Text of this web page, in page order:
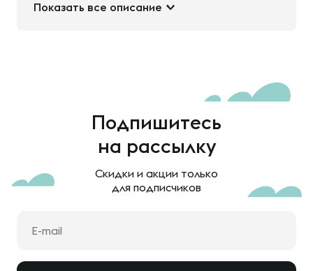
Показать все описание
Подпишитесь
на рассылку
Скидки и акции только
для подписчиков